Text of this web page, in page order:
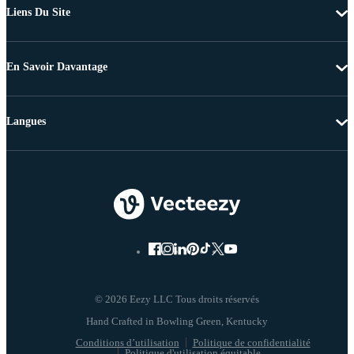
Liens Du Site
En Savoir Davantage
© 2026 Eezy LLC Tous droits réservés
Conditions d’utilisation
Politique de confidentialité
Langues